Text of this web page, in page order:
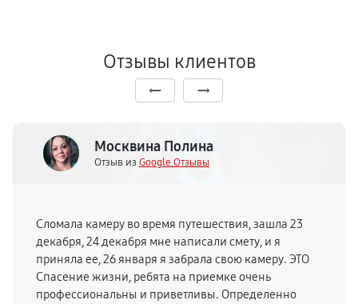
Отзывы клиентов
Москвина Полина
Отзыв из Google.Отзывы
Сломала камеру во время путешествия, зашла 23
декабря, 24 декабря мне написали смету, и я
приняла ее, 26 января я забрала свою камеру. ЭТО
Спасение жизни, ребята на приемке очень
профессиональны и приветливы. Определенно